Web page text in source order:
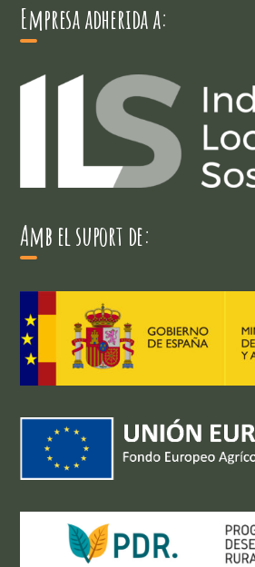
Empresa adherida a:
Amb el suport de: